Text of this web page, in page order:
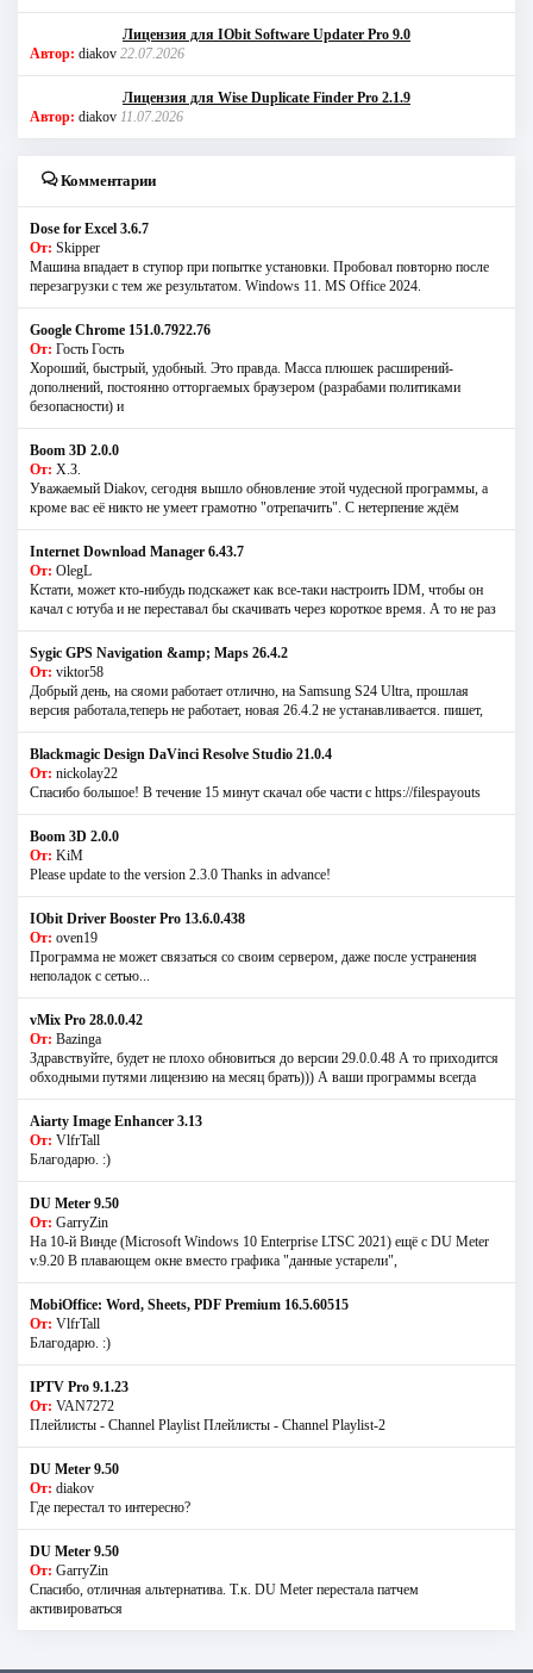
Лицензия для IObit Software Updater Pro 9.0
Автор: diakov 22.07.2026
Лицензия для Wise Duplicate Finder Pro 2.1.9
Автор: diakov 11.07.2026
Комментарии
Dose for Excel 3.6.7
От: Skipper
Машина впадает в ступор при попытке установки. Пробовал повторно после
перезагрузки с тем же результатом. Windows 11. MS Offiсe 2024.
Google Chrome 151.0.7922.76
От: Гость Гость
Хороший, быстрый, удобный. Это правда. Масса плюшек расширений-
дополнений, постоянно отторгаемых браузером (разрабами политиками
безопасности) и
Boom 3D 2.0.0
От: Х.З.
Уважаемый Diakov, сегодня вышло обновление этой чудесной программы, а
кроме вас её никто не умеет грамотно "отрепачить". С нетерпение ждём
Internet Download Manager 6.43.7
От: OlegL
Кстати, может кто-нибудь подскажет как все-таки настроить IDM, чтобы он
качал с ютуба и не переставал бы скачивать через короткое время. А то не раз
Sygic GPS Navigation &amp; Maps 26.4.2
От: viktor58
Добрый день, на сяоми работает отлично, на Samsung S24 Ultra, прошлая
версия работала,теперь не работает, новая 26.4.2 не устанавливается. пишет,
Blackmagic Design DaVinci Resolve Studio 21.0.4
От: nickolay22
Спасибо большое! В течение 15 минут скачал обе части с https://filespayouts
Boom 3D 2.0.0
От: KiM
Please update to the version 2.3.0 Thanks in advance!
IObit Driver Booster Pro 13.6.0.438
От: oven19
Программа не может связаться со своим сервером, даже после устранения
неполадок с сетью...
vMix Pro 28.0.0.42
От: Bazinga
Здравствуйте, будет не плохо обновиться до версии 29.0.0.48 А то приходится
обходными путями лицензию на месяц брать))) А ваши программы всегда
Aiarty Image Enhancer 3.13
От: VlfrTall
Благодарю. :)
DU Meter 9.50
От: GarryZin
На 10-й Винде (Microsoft Windows 10 Enterprise LTSC 2021) ещё с DU Meter
v.9.20 В плавающем окне вместо графика "данные устарели",
MobiOffice: Word, Sheets, PDF Premium 16.5.60515
От: VlfrTall
Благодарю. :)
IPTV Pro 9.1.23
От: VAN7272
Плейлисты - Channel Playlist Плейлисты - Channel Playlist-2
DU Meter 9.50
От: diakov
Где перестал то интересно?
DU Meter 9.50
От: GarryZin
Спасибо, отличная альтернатива. Т.к. DU Meter перестала патчем
активироваться